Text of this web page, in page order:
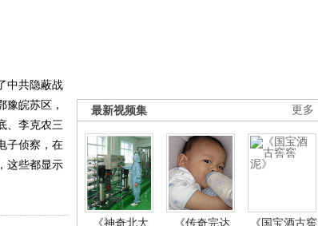
中共隐蔽战
皖苏区，
、李克农三
子侦察，在
这些都显示
更多
最新视频集
《神奇北大
《传奇完达
《国宝酒古窖